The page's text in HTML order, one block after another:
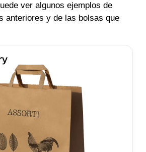
ver algunos ejemplos de
anteriores y de las bolsas que